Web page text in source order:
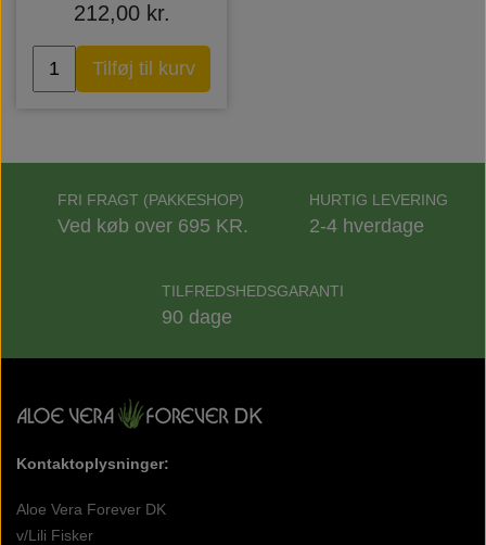
212,00 kr.
Tilføj til kurv
FRI FRAGT (PAKKESHOP)
Ved køb over 695 KR.
HURTIG LEVERING
2-4 hverdage
TILFREDSHEDSGARANTI
90 dage
Kontaktoplysninger:
Aloe Vera Forever DK
v/Lili Fisker